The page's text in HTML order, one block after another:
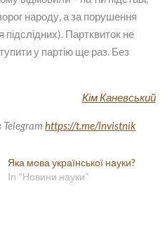
народу, а за порушення
Партквиток не
у партію ще раз. Без
Кім Каневський
https://t.me/lnvistnik
Яка мова української науки?
In "Новини науки"